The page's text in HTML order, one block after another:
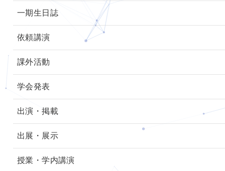
一期生日誌
依頼講演
課外活動
学会発表
出演・掲載
出展・展示
授業・学内講演